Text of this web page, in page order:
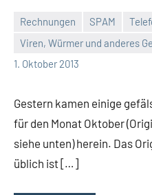
Rechnungen SPAM
Viren, Würmer und anderes
1. Oktober 2013
Thomas
Kommentare
Gestern kamen einige
für den Monat Oktober
siehe unten) herein. Das
üblich ist […]